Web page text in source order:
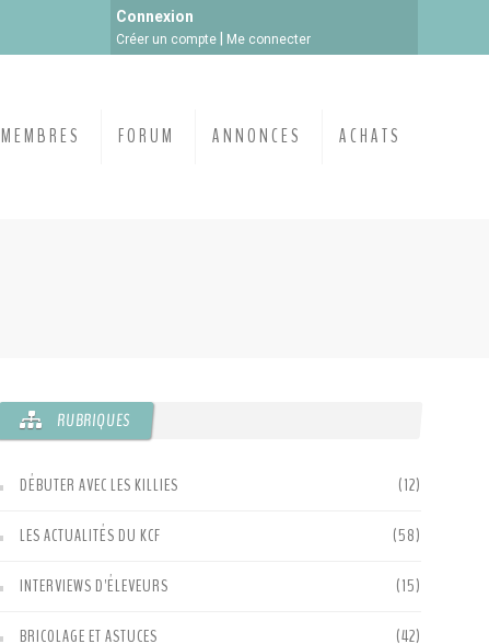
Connexion
Créer un compte Me connecter
MEMBRES FORUM ANNONCES ACHATS
RUBRIQUES
DÉBUTER AVEC LES KILLIES (12)
LES ACTUALITÉS DU KCF (58)
INTERVIEWS D'ÉLEVEURS (15)
BRICOLAGE ET ASTUCES (42)